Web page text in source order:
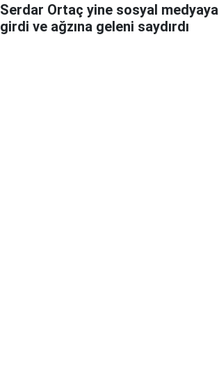
Serdar Ortaç yine sosyal medyaya
girdi ve ağzına geleni saydırdı